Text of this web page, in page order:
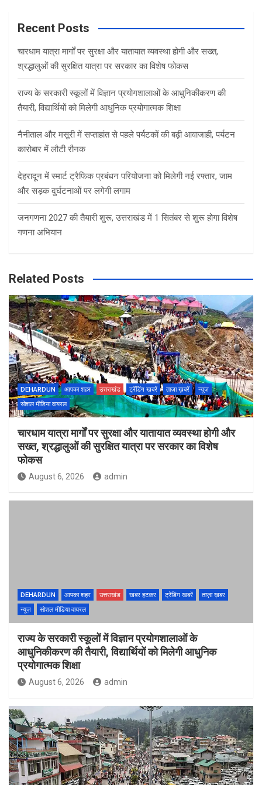
c
Recent Posts
चारधाम यात्रा मार्गों पर सुरक्षा और यातायात व्यवस्था होगी और सख्त,
श्रद्धालुओं की सुरक्षित यात्रा पर सरकार का विशेष फोकस
राज्य के सरकारी स्कूलों में विज्ञान प्रयोगशालाओं के आधुनिकीकरण की
तैयारी, विद्यार्थियों को मिलेगी आधुनिक प्रयोगात्मक शिक्षा
नैनीताल और मसूरी में सप्ताहांत से पहले पर्यटकों की बढ़ी आवाजाही, पर्यटन
कारोबार में लौटी रौनक
देहरादून में स्मार्ट ट्रैफिक प्रबंधन परियोजना को मिलेगी नई रफ्तार, जाम
और सड़क दुर्घटनाओं पर लगेगी लगाम
जनगणना 2027 की तैयारी शुरू, उत्तराखंड में 1 सितंबर से शुरू होगा विशेष
गणना अभियान
Related Posts
DEHARDUN आपका शहर उत्तराखंड ट्रेंडिंग खबरें ताज़ा ख़बरें
न्यूज़
सोशल मीडिया वायरल
चारधाम यात्रा मार्गों पर सुरक्षा और यातायात व्यवस्था होगी और
सख्त, श्रद्धालुओं की सुरक्षित यात्रा पर सरकार का विशेष
फोकस
August 6, 2026 admin
DEHARDUN आपका शहर उत्तराखंड खबर हटकर ट्रेंडिंग खबरें
ताज़ा ख़बर
न्यूज़
सोशल मीडिया वायरल
राज्य के सरकारी स्कूलों में विज्ञान प्रयोगशालाओं के
आधुनिकीकरण की तैयारी, विद्यार्थियों को मिलेगी आधुनिक
प्रयोगात्मक शिक्षा
August 6, 2026 admin